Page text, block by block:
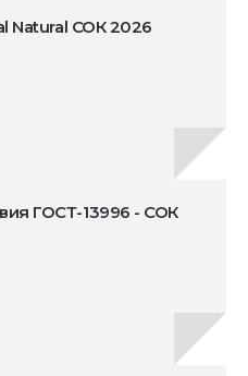
Natural СОК 2026
ГОСТ-13996 - СОК